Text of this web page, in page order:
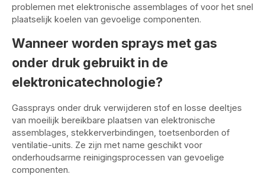
problemen met elektronische assemblages of voor het snel
plaatselijk koelen van gevoelige componenten.
Wanneer worden sprays met gas
onder druk gebruikt in de
elektronicatechnologie?
Gassprays onder druk verwijderen stof en losse deeltjes
van moeilijk bereikbare plaatsen van elektronische
assemblages, stekkerverbindingen, toetsenborden of
ventilatie-units. Ze zijn met name geschikt voor
onderhoudsarme reinigingsprocessen van gevoelige
componenten.